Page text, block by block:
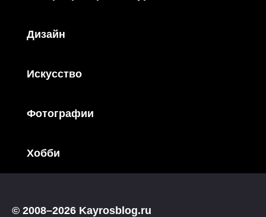
Дизайн
Искусство
Фотографии
Хобби
© 2008–2026 Kayrosblog.ru